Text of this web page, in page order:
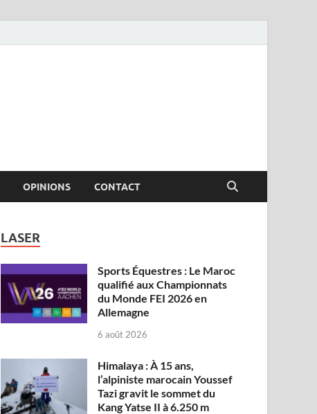
OPINIONS CONTACT
LASER
Sports Équestres : Le Maroc
qualifié aux Championnats
du Monde FEI 2026 en
Allemagne
6 août 2026
Himalaya : À 15 ans,
l’alpiniste marocain Youssef
Tazi gravit le sommet du
Kang Yatse II à 6.250 m